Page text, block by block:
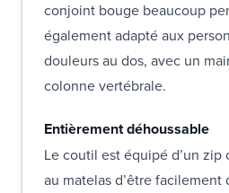
conjoint bouge beaucoup
également adapté aux
douleurs au dos, avec un
colonne vertébrale.
Entièrement déhoussable
Le coutil est équipé d’un
au matelas d’être facilement